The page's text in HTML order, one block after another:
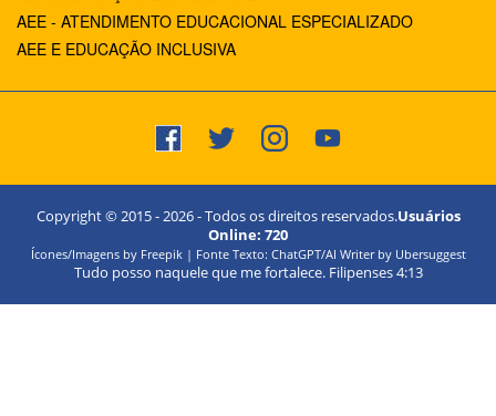
AEE - ATENDIMENTO EDUCACIONAL ESPECIALIZADO
AEE E EDUCAÇÃO INCLUSIVA
Copyright © 2015 -2026- Todos os direitos reservados.Usuários
Online: 720
Ícones/Imagens by Freepik | Fonte Texto: ChatGPT/AI Writer by Ubersuggest
Tudo posso naquele que me fortalece. Filipenses 4:13